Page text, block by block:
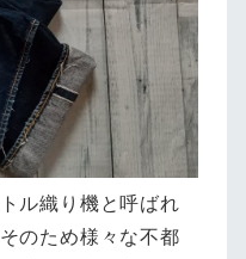
ル織り機と呼ばれ
のため様々な不都